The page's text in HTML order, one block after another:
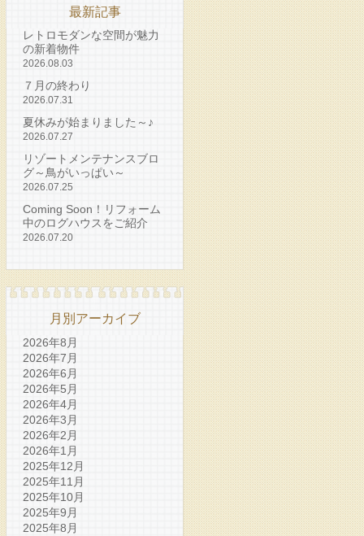
最新記事
レトロモダンな空間が魅力
の新着物件
2026.08.03
７月の終わり
2026.07.31
夏休みが始まりました～♪
2026.07.27
リゾートメンテナンスブロ
グ～鳥がいっぱい～
2026.07.25
Coming Soon！リフォーム
中のログハウスをご紹介
2026.07.20
月別アーカイブ
2026年8月
2026年7月
2026年6月
2026年5月
2026年4月
2026年3月
2026年2月
2026年1月
2025年12月
2025年11月
2025年10月
2025年9月
2025年8月